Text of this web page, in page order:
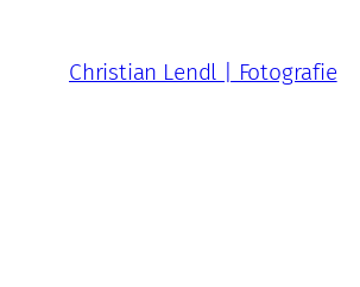
springen
Christian Lendl | Fotografie